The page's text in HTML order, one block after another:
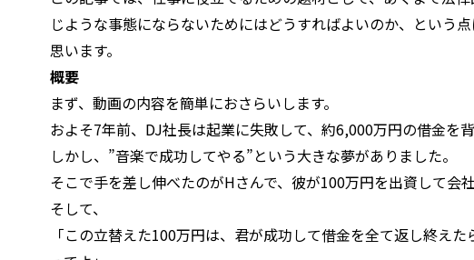
じような事態にならないためにはどうすればよいのか、という
思います。
概要
まず、動画の内容を簡単におさらいします。
およそ7年前、DJ社長は起業に失敗して、約6,000万円の借金を背
しかし、”音楽で成功してやる”という大きな夢がありました。
そこで手を差し伸べたのがHさんで、彼が100万円を出資して会
そして、
「この立替えた100万円は、君が成功して借金を全て返し終え